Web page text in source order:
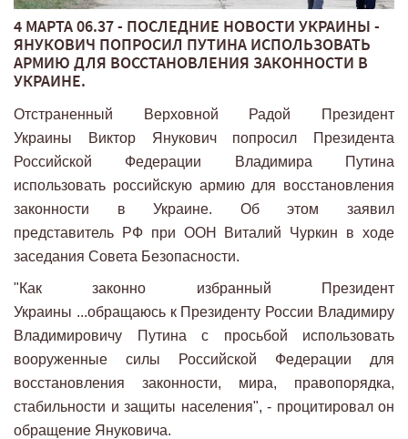
4 МАРТА 06.37 - ПОСЛЕДНИЕ НОВОСТИ УКРАИНЫ -
ЯНУКОВИЧ ПОПРОСИЛ ПУТИНА ИСПОЛЬЗОВАТЬ
АРМИЮ ДЛЯ ВОССТАНОВЛЕНИЯ ЗАКОННОСТИ В
УКРАИНЕ.
Отстраненный Верховной Радой Президент
Украины Виктор Янукович попросил Президента
Российской Федерации Владимира Путина
использовать российскую армию для восстановления
законности в Украине. Об этом заявил
представитель РФ при ООН Виталий Чуркин в ходе
заседания Совета Безопасности.
"Как законно избранный Президент
Украины ...обращаюсь к Президенту России Владимиру
Владимировичу Путина с просьбой использовать
вооруженные силы Российской Федерации для
восстановления законности, мира, правопорядка,
стабильности и защиты населения", - процитировал он
обращение Януковича.